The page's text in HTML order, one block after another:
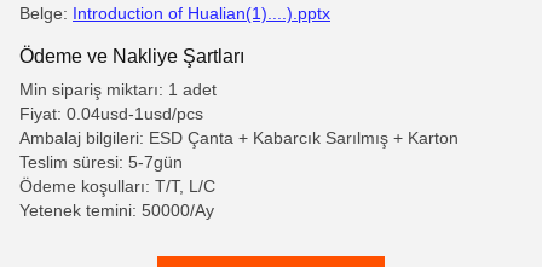
Belge: Introduction of Hualian(1)....).pptx
Ödeme ve Nakliye Şartları
Min sipariş miktarı: 1 adet
Fiyat: 0.04usd-1usd/pcs
Ambalaj bilgileri: ESD Çanta + Kabarcık Sarılmış + Karton
Teslim süresi: 5-7gün
Ödeme koşulları: T/T, L/C
Yetenek temini: 50000/Ay